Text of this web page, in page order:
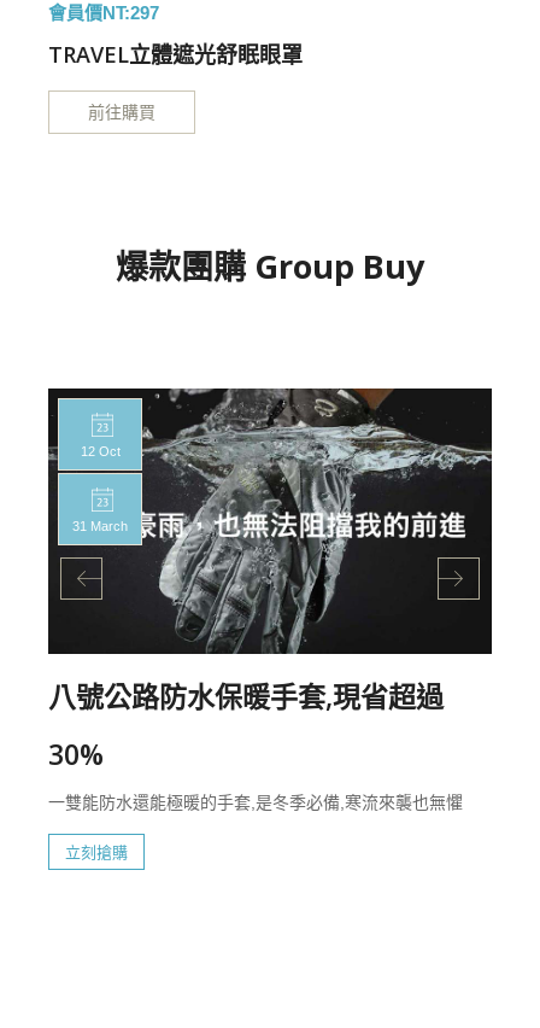
會員價NT:297
TRAVEL立體遮光舒眠眼罩
前往購買
爆款團購 Group Buy
12 Oct
31 March
八號公路防水保暖手套,現省超過
30%
一雙能防水還能極暖的手套,是冬季必備,寒流來襲也無懼
立刻搶購